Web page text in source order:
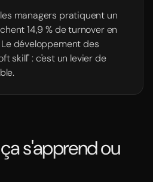
managers pratiquent un
14,9 % de turnover en
développement des
skill" : c'est un levier de
s'apprend ou